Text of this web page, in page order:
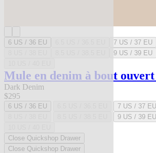
6 US / 36 EU 7 US / 37 EU
9 US / 39 EU
Mule en denim à bout
Dark Denim
$295
6 US / 36 EU 7 US / 37 EU
9 US / 39 EU
Close Quickshop Drawer
Close Quickshop Drawer